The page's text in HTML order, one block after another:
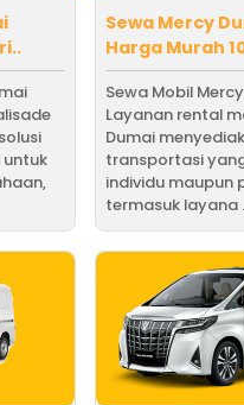
Sewa Mercy
Harga Murah
Sewa Mobil
Layanan rental
Dumai
transportasi
individu maupun
termasuk layana